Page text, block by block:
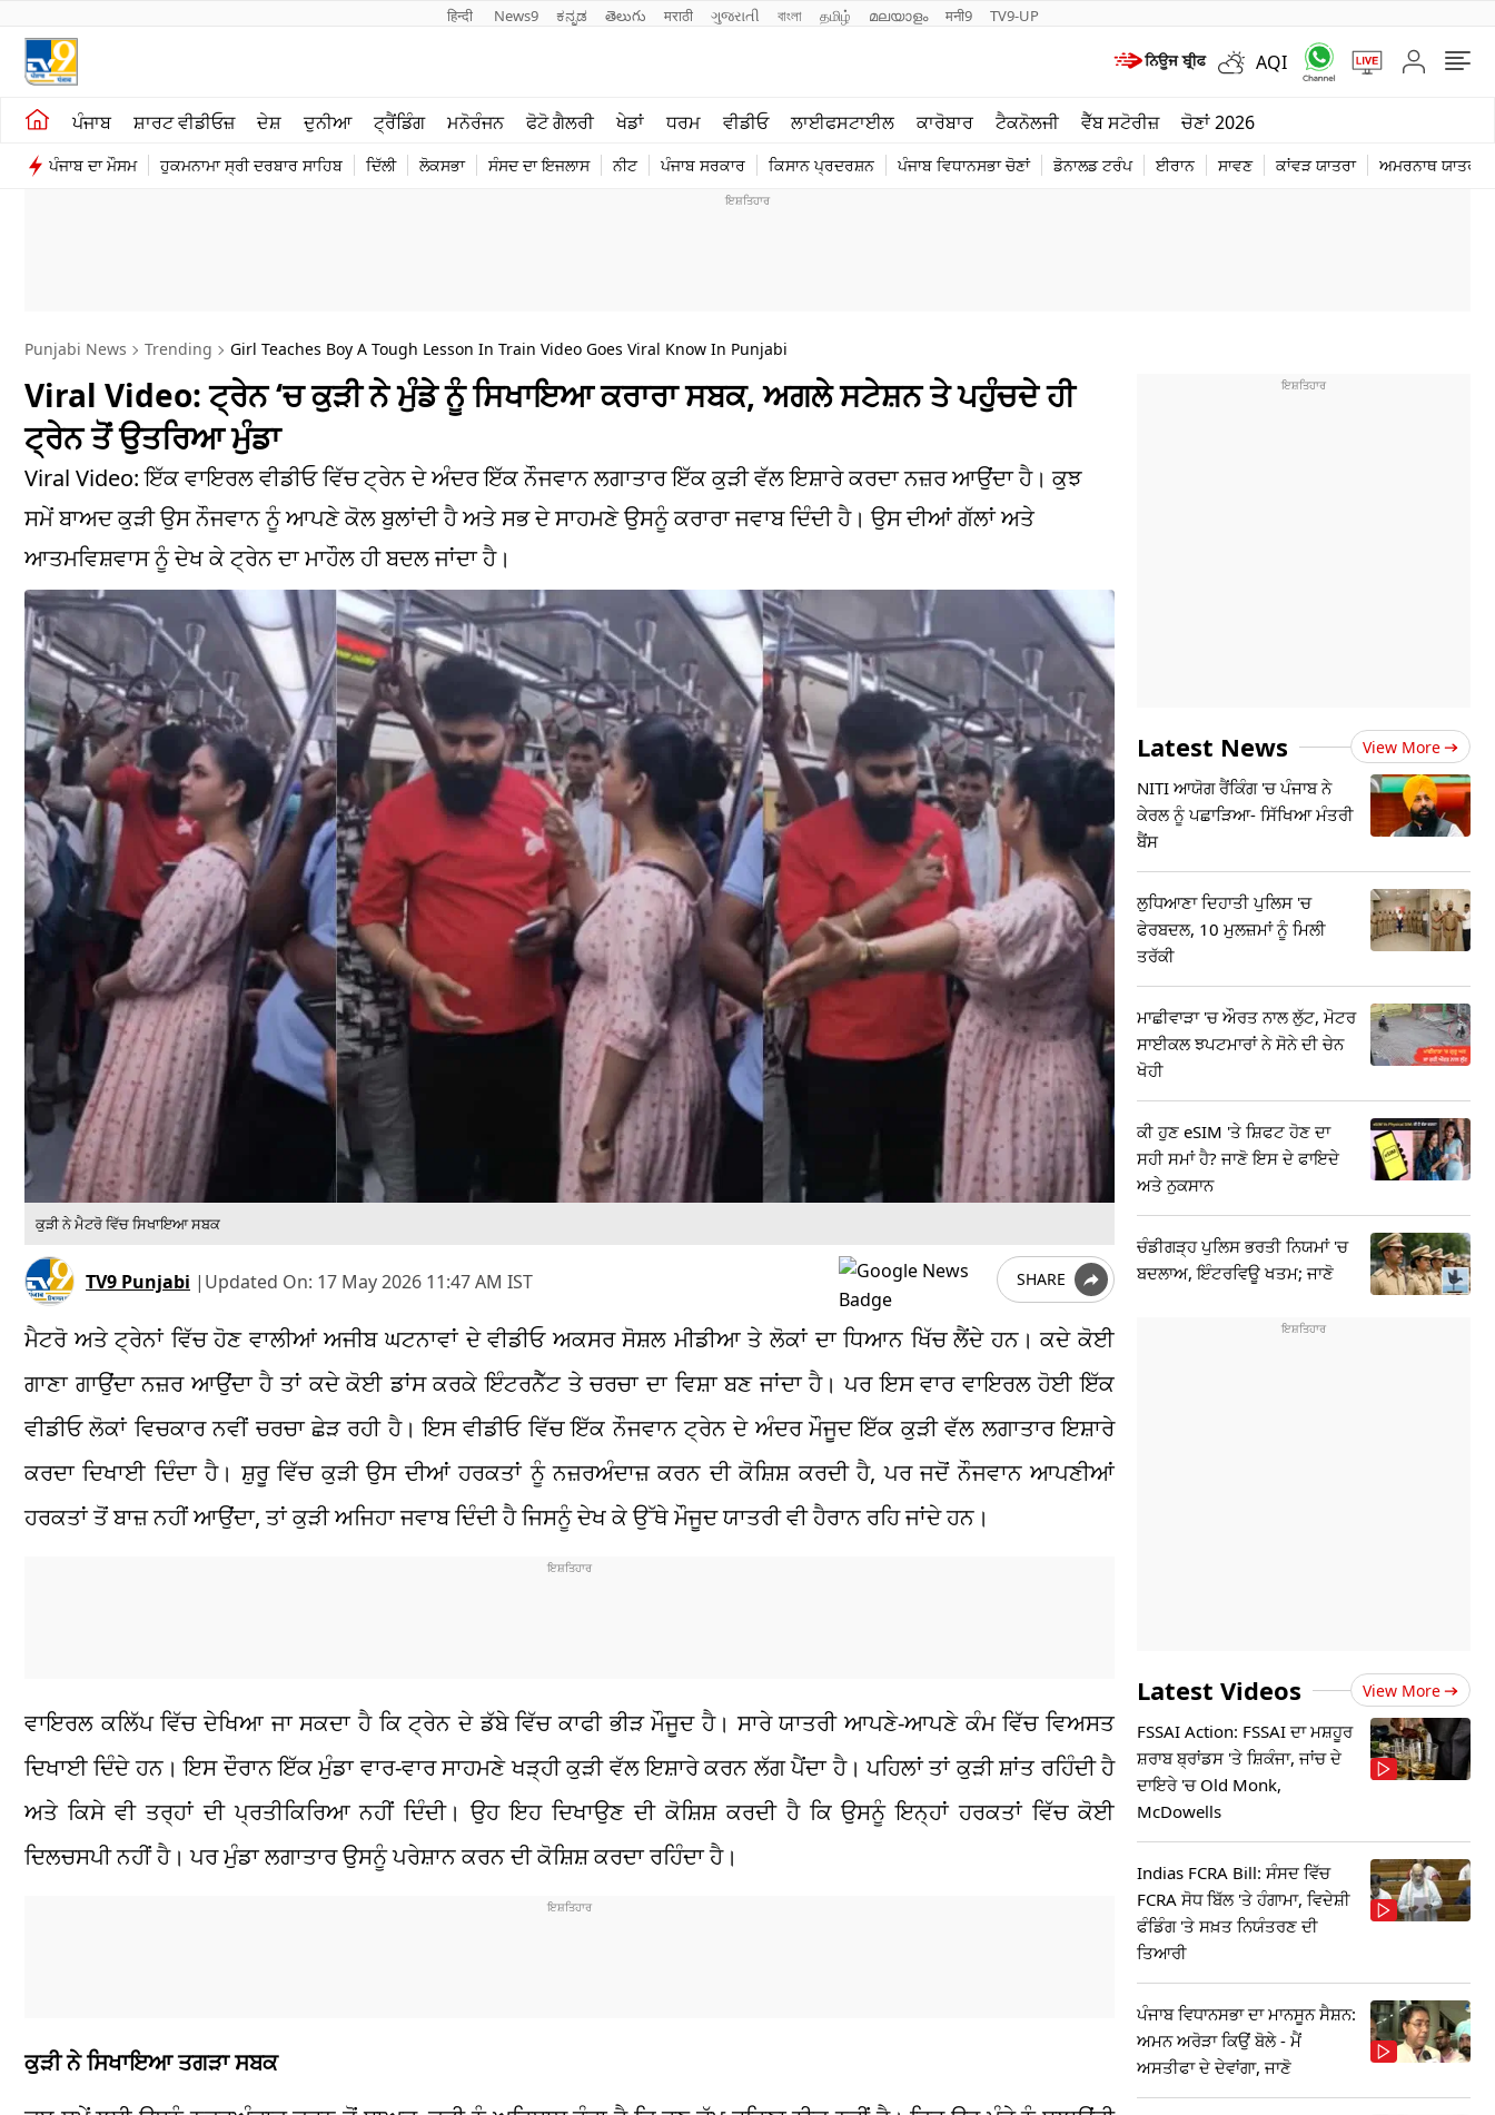
हिन्दी News9 ಕನ್ನಡ తెలుగు मराठी ગુજરાતી বাংলা தமிழ் മലയാളം मनी9 TV9-UP
AQI
ਪੰਜਾਬ ਸ਼ਾਰਟ ਵੀਡੀਓਜ਼ ਦੇਸ਼ ਦੁਨੀਆ ਟ੍ਰੈਂਡਿੰਗ ਮਨੋਰੰਜਨ ਫੋਟੋ ਗੈਲਰੀ ਖੇਡਾਂ ਧਰਮ ਵੀਡੀਓ ਲਾਈਫਸਟਾਈਲ ਕਾਰੋਬਾਰ ਟੈਕਨੋਲਜੀ ਵੈੱਬ ਸਟੋਰੀਜ਼ ਚੋਣਾਂ 2026
ਪੰਜਾਬ ਦਾ ਮੌਸਮ ਹੁਕਮਨਾਮਾ ਸ੍ਰੀ ਦਰਬਾਰ ਸਾਹਿਬ ਦਿੱਲੀ ਲੋਕਸਭਾ ਸੰਸਦ ਦਾ ਇਜਲਾਸ ਨੀਟ ਪੰਜਾਬ ਸਰਕਾਰ ਕਿਸਾਨ ਪ੍ਰਦਰਸ਼ਨ ਪੰਜਾਬ ਵਿਧਾਨਸਭਾ ਚੋਣਾਂ ਡੋਨਾਲਡ ਟਰੰਪ ਈਰਾਨ ਸਾਵਣ ਕਾਂਵੜ ਯਾਤਰਾ ਅਮਰਨਾਥ ਯਾਤਰਾ
ਖੇਤੀਬਾੜੀ
ਸ਼ਾਰਟ ਵੀਡੀਓਜ਼
ਮਨੋਰੰਜਨ
ਪੰਜਾਬ
ਟੈਕਨੋਲਜੀ
ਦੁਨੀਆ
Punjabi News Trending Girl Teaches Boy A Tough Lesson In Train Video Goes Viral Know In Punjabi
Viral Video: ਟ੍ਰੇਨ ‘ਚ ਕੁੜੀ ਨੇ ਮੁੰਡੇ ਨੂੰ ਸਿਖਾਇਆ ਕਰਾਰਾ ਸਬਕ, ਅਗਲੇ ਸਟੇਸ਼ਨ ਤੇ ਪਹੁੰਚਦੇ ਹੀ
ਟ੍ਰੇਨ ਤੋਂ ਉਤਰਿਆ ਮੁੰਡਾ
Viral Video: ਇੱਕ ਵਾਇਰਲ ਵੀਡੀਓ ਵਿੱਚ ਟ੍ਰੇਨ ਦੇ ਅੰਦਰ ਇੱਕ ਨੌਜਵਾਨ ਲਗਾਤਾਰ ਇੱਕ ਕੁੜੀ ਵੱਲ ਇਸ਼ਾਰੇ ਕਰਦਾ ਨਜ਼ਰ ਆਉਂਦਾ ਹੈ। ਕੁਝ
ਸਮੇਂ ਬਾਅਦ ਕੁੜੀ ਉਸ ਨੌਜਵਾਨ ਨੂੰ ਆਪਣੇ ਕੋਲ ਬੁਲਾਂਦੀ ਹੈ ਅਤੇ ਸਭ ਦੇ ਸਾਹਮਣੇ ਉਸਨੂੰ ਕਰਾਰਾ ਜਵਾਬ ਦਿੰਦੀ ਹੈ। ਉਸ ਦੀਆਂ ਗੱਲਾਂ ਅਤੇ
ਆਤਮਵਿਸ਼ਵਾਸ ਨੂੰ ਦੇਖ ਕੇ ਟ੍ਰੇਨ ਦਾ ਮਾਹੌਲ ਹੀ ਬਦਲ ਜਾਂਦਾ ਹੈ।
ਕੁੜੀ ਨੇ ਮੈਟਰੋ ਵਿੱਚ ਸਿਖਾਇਆ ਸਬਕ
TV9 Punjabi | Updated On: 17 May 2026 11:47 AM IST SHARE
ਮੈਟਰੋ ਅਤੇ ਟ੍ਰੇਨਾਂ ਵਿੱਚ ਹੋਣ ਵਾਲੀਆਂ ਅਜੀਬ ਘਟਨਾਵਾਂ ਦੇ ਵੀਡੀਓ ਅਕਸਰ ਸੋਸ਼ਲ ਮੀਡੀਆ ਤੇ ਲੋਕਾਂ ਦਾ ਧਿਆਨ ਖਿੱਚ ਲੈਂਦੇ ਹਨ। ਕਦੇ ਕੋਈ
ਗਾਣਾ ਗਾਉਂਦਾ ਨਜ਼ਰ ਆਉਂਦਾ ਹੈ ਤਾਂ ਕਦੇ ਕੋਈ ਡਾਂਸ ਕਰਕੇ ਇੰਟਰਨੈੱਟ ਤੇ ਚਰਚਾ ਦਾ ਵਿਸ਼ਾ ਬਣ ਜਾਂਦਾ ਹੈ। ਪਰ ਇਸ ਵਾਰ ਵਾਇਰਲ ਹੋਈ ਇੱਕ
ਵੀਡੀਓ ਲੋਕਾਂ ਵਿਚਕਾਰ ਨਵੀਂ ਚਰਚਾ ਛੇੜ ਰਹੀ ਹੈ। ਇਸ ਵੀਡੀਓ ਵਿੱਚ ਇੱਕ ਨੌਜਵਾਨ ਟ੍ਰੇਨ ਦੇ ਅੰਦਰ ਮੌਜੂਦ ਇੱਕ ਕੁੜੀ ਵੱਲ ਲਗਾਤਾਰ ਇਸ਼ਾਰੇ
ਕਰਦਾ ਦਿਖਾਈ ਦਿੰਦਾ ਹੈ। ਸ਼ੁਰੂ ਵਿੱਚ ਕੁੜੀ ਉਸ ਦੀਆਂ ਹਰਕਤਾਂ ਨੂੰ ਨਜ਼ਰਅੰਦਾਜ਼ ਕਰਨ ਦੀ ਕੋਸ਼ਿਸ਼ ਕਰਦੀ ਹੈ, ਪਰ ਜਦੋਂ ਨੌਜਵਾਨ ਆਪਣੀਆਂ
ਹਰਕਤਾਂ ਤੋਂ ਬਾਜ਼ ਨਹੀਂ ਆਉਂਦਾ, ਤਾਂ ਕੁੜੀ ਅਜਿਹਾ ਜਵਾਬ ਦਿੰਦੀ ਹੈ ਜਿਸਨੂੰ ਦੇਖ ਕੇ ਉੱਥੇ ਮੌਜੂਦ ਯਾਤਰੀ ਵੀ ਹੈਰਾਨ ਰਹਿ ਜਾਂਦੇ ਹਨ।
ਵਾਇਰਲ ਕਲਿੱਪ ਵਿੱਚ ਦੇਖਿਆ ਜਾ ਸਕਦਾ ਹੈ ਕਿ ਟ੍ਰੇਨ ਦੇ ਡੱਬੇ ਵਿੱਚ ਕਾਫੀ ਭੀੜ ਮੌਜੂਦ ਹੈ। ਸਾਰੇ ਯਾਤਰੀ ਆਪਣੇ-ਆਪਣੇ ਕੰਮ ਵਿੱਚ ਵਿਅਸਤ
ਦਿਖਾਈ ਦਿੰਦੇ ਹਨ। ਇਸ ਦੌਰਾਨ ਇੱਕ ਮੁੰਡਾ ਵਾਰ-ਵਾਰ ਸਾਹਮਣੇ ਖੜ੍ਹੀ ਕੁੜੀ ਵੱਲ ਇਸ਼ਾਰੇ ਕਰਨ ਲੱਗ ਪੈਂਦਾ ਹੈ। ਪਹਿਲਾਂ ਤਾਂ ਕੁੜੀ ਸ਼ਾਂਤ ਰਹਿੰਦੀ ਹੈ
ਅਤੇ ਕਿਸੇ ਵੀ ਤਰ੍ਹਾਂ ਦੀ ਪ੍ਰਤੀਕਿਰਿਆ ਨਹੀਂ ਦਿੰਦੀ। ਉਹ ਇਹ ਦਿਖਾਉਣ ਦੀ ਕੋਸ਼ਿਸ਼ ਕਰਦੀ ਹੈ ਕਿ ਉਸਨੂੰ ਇਨ੍ਹਾਂ ਹਰਕਤਾਂ ਵਿੱਚ ਕੋਈ
ਦਿਲਚਸਪੀ ਨਹੀਂ ਹੈ। ਪਰ ਮੁੰਡਾ ਲਗਾਤਾਰ ਉਸਨੂੰ ਪਰੇਸ਼ਾਨ ਕਰਨ ਦੀ ਕੋਸ਼ਿਸ਼ ਕਰਦਾ ਰਹਿੰਦਾ ਹੈ।
ਕੁੜੀ ਨੇ ਸਿਖਾਇਆ ਤਗੜਾ ਸਬਕ
Latest News View More
NITI ਆਯੋਗ ਰੈਂਕਿੰਗ 'ਚ ਪੰਜਾਬ ਨੇ
ਕੇਰਲ ਨੂੰ ਪਛਾੜਿਆ- ਸਿੱਖਿਆ ਮੰਤਰੀ
ਬੈਂਸ
ਲੁਧਿਆਣਾ ਦਿਹਾਤੀ ਪੁਲਿਸ 'ਚ
ਫੇਰਬਦਲ, 10 ਮੁਲਜ਼ਮਾਂ ਨੂੰ ਮਿਲੀ
ਤਰੱਕੀ
ਮਾਛੀਵਾੜਾ 'ਚ ਔਰਤ ਨਾਲ ਲੁੱਟ, ਮੋਟਰ
ਸਾਈਕਲ ਝਪਟਮਾਰਾਂ ਨੇ ਸੋਨੇ ਦੀ ਚੇਨ
ਖੋਹੀ
ਕੀ ਹੁਣ eSIM 'ਤੇ ਸ਼ਿਫਟ ਹੋਣ ਦਾ
ਸਹੀ ਸਮਾਂ ਹੈ? ਜਾਣੋ ਇਸ ਦੇ ਫਾਇਦੇ
ਅਤੇ ਨੁਕਸਾਨ
ਚੰਡੀਗੜ੍ਹ ਪੁਲਿਸ ਭਰਤੀ ਨਿਯਮਾਂ 'ਚ
ਬਦਲਾਅ, ਇੰਟਰਵਿਊ ਖਤਮ; ਜਾਣੋ
Latest Videos View More
FSSAI Action: FSSAI ਦਾ ਮਸ਼ਹੂਰ
ਸ਼ਰਾਬ ਬ੍ਰਾਂਡਸ 'ਤੇ ਸ਼ਿਕੰਜਾ, ਜਾਂਚ ਦੇ
ਦਾਇਰੇ 'ਚ Old Monk,
McDowells
Indias FCRA Bill: ਸੰਸਦ ਵਿੱਚ
FCRA ਸੋਧ ਬਿੱਲ 'ਤੇ ਹੰਗਾਮਾ, ਵਿਦੇਸ਼ੀ
ਫੰਡਿੰਗ 'ਤੇ ਸਖ਼ਤ ਨਿਯੰਤਰਣ ਦੀ
ਤਿਆਰੀ
ਪੰਜਾਬ ਵਿਧਾਨਸਭਾ ਦਾ ਮਾਨਸੂਨ ਸੈਸ਼ਨ:
ਅਮਨ ਅਰੋੜਾ ਕਿਉਂ ਬੋਲੇ - ਮੈਂ
ਅਸਤੀਫਾ ਦੇ ਦੇਵਾਂਗਾ, ਜਾਣੋ